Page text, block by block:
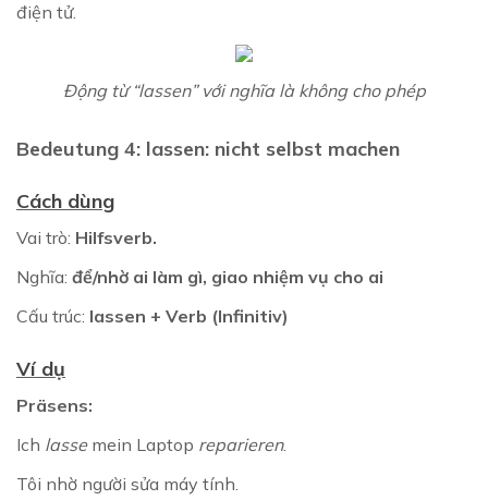
điện tử.
Động từ “lassen” với nghĩa là không cho phép
Bedeutung 4: lassen: nicht selbst machen
Cách dùng
Vai trò: Hilfsverb.
Nghĩa: để/nhờ ai làm gì, giao nhiệm vụ cho ai
Cấu trúc: lassen + Verb (Infinitiv)
Ví dụ
Präsens:
Ich lassemein Laptop reparieren.
Tôi nhờ người sửa máy tính.